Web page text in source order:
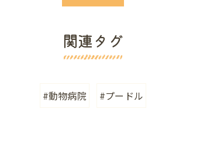
関連タグ
#動物病院 #プードル